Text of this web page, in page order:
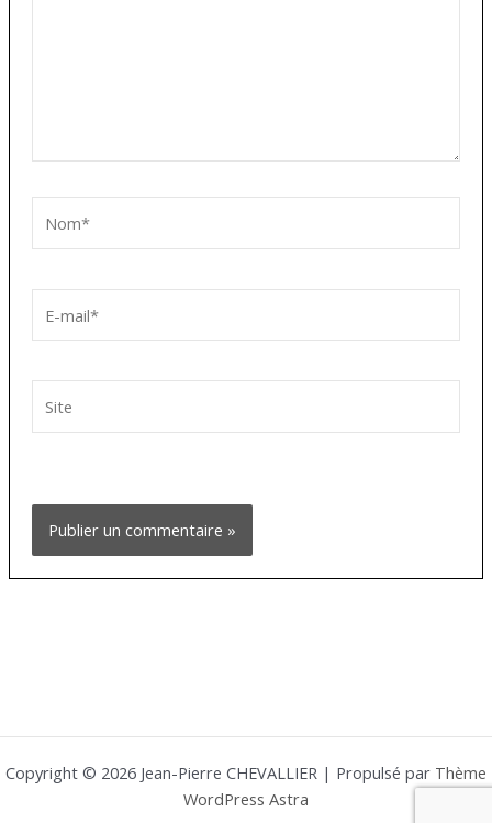
mail*
Copyright © 2026 Jean-Pierre CHEVALLIER | Propulsé par Thème
WordPress Astra